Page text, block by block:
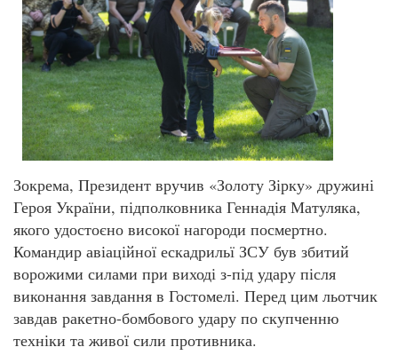
Зокрема, Президент вручив «Золоту Зірку» дружині
Героя України, підполковника Геннадія Матуляка,
якого удостоєно високої нагороди посмертно.
Командир авіаційної ескадрильї ЗСУ був збитий
ворожими силами при виході з-під удару після
виконання завдання в Гостомелі. Перед цим льотчик
завдав ракетно-бомбового удару по скупченню
техніки та живої сили противника.